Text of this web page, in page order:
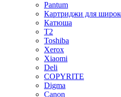
Pantum
Картриджи для
Катюша
T2
Toshiba
Xerox
Xiaomi
Deli
COPYRITE
Digma
Canon